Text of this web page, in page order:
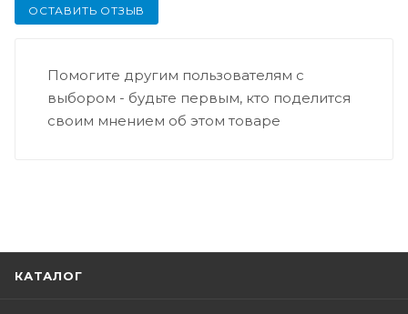
ОСТАВИТЬ ОТЗЫВ
Помогите другим пользователям с
выбором - будьте первым, кто поделится
своим мнением об этом товаре
КАТАЛОГ